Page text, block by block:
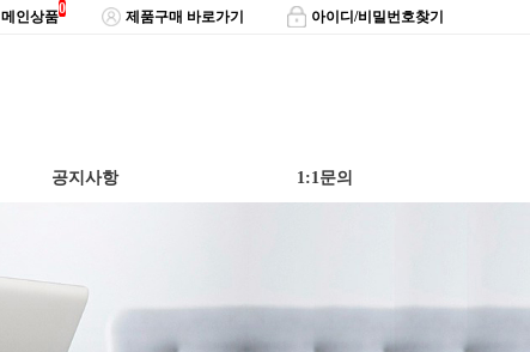
메인상품0 제품구매 바로가기 아이디/비밀번호찾기
공지사항 1:1문의